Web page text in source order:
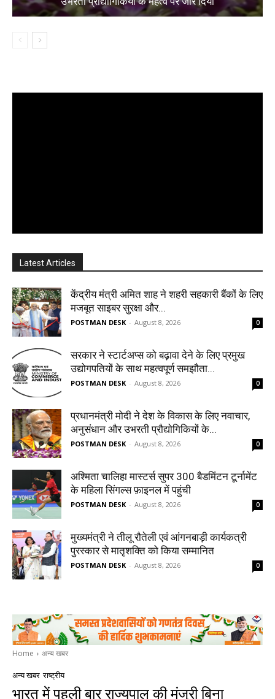
Latest Articles
केंद्रीय मंत्री अमित शाह ने शहरी सहकारी बैंकों के लिए
मजबूत साइबर सुरक्षा और...
POSTMAN DESK - August 8, 2026 0
सरकार ने स्टार्टअप्‍स को बढ़ावा देने के लिए प्रमुख
उद्योगपतियों के साथ महत्‍वपूर्ण समझौता...
POSTMAN DESK - August 8, 2026 0
प्रधानमंत्री मोदी ने देश के विकास के लिए नवाचार,
अनुसंधान और उभरती प्रौद्योगिकियों के...
POSTMAN DESK - August 8, 2026 0
अश्मिता चालिहा मास्टर्स सुपर 300 बैडमिंटन टूर्नामेंट
के महिला सिंगल्स फ़ाइनल में पहुंची
POSTMAN DESK - August 8, 2026 0
मुख्यमंत्री ने तीलू रौतेली एवं आंगनबाड़ी कार्यकत्री
पुरस्कार से मातृशक्ति को किया सम्मानित
POSTMAN DESK - August 8, 2026 0